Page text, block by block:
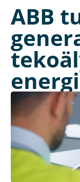
ABB